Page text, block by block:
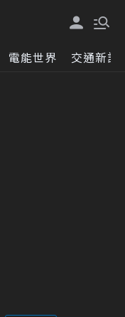
電能世界 交通新訊